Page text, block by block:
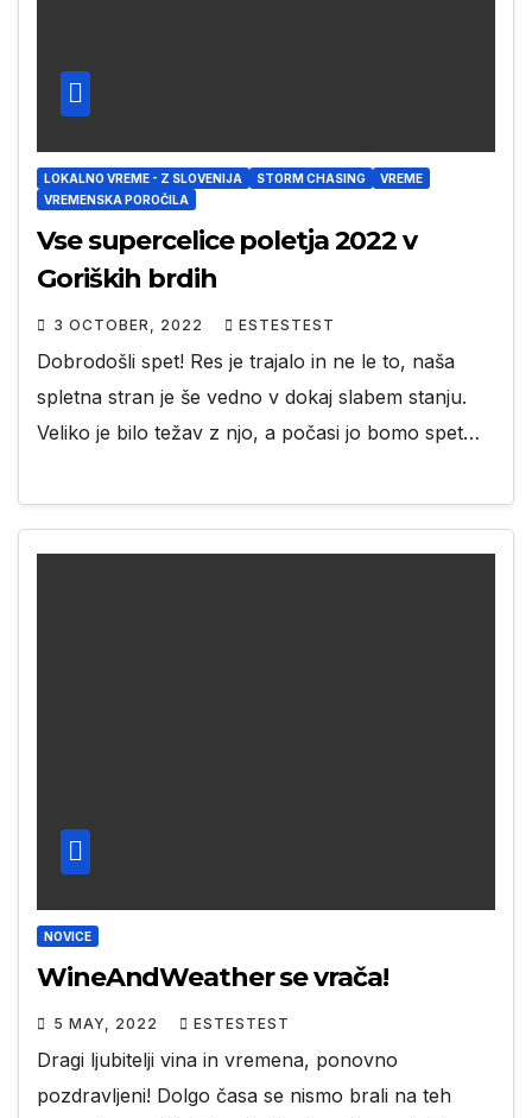
LOKALNO VREME - Z SLOVENIJA STORM CHASING
VREME
VREMENSKA POROČILA
Vse supercelice poletja 2022 v
Goriških brdih
3 OCTOBER, 2022 ESTESTEST
Dobrodošli spet! Res je trajalo in ne le to, naša
spletna stran je še vedno v dokaj slabem stanju.
Veliko je bilo težav z njo, a počasi jo bomo spet…
NOVICE
WineAndWeather se vrača!
5 MAY, 2022 ESTESTEST
Dragi ljubitelji vina in vremena, ponovno
pozdravljeni! Dolgo časa se nismo brali na teh